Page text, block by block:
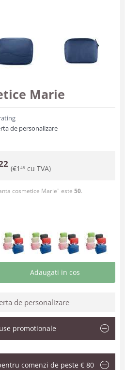
Marie
de personalizare
(€1 48 cu TVA)
cosmetice Marie" este 50.
Adaugati in cos
de personalizare
promotionale
comenzi de peste € 80